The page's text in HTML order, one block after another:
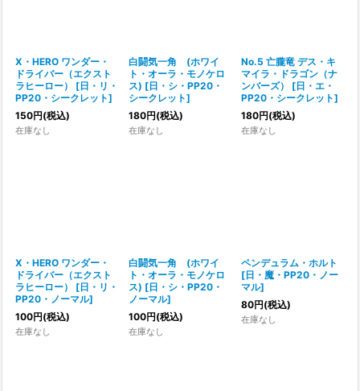
X・HERO ワンダー・
ドライバー（エクスト
ラヒーロー）
[日・リ・
PP20・シークレット]
150円(税込)
在庫なし
白闘気一角 (ホワイ
ト・オーラ・モノケロ
ス) [日・シ・PP20・
シークレット]
180円(税込)
在庫なし
No.5 亡朧竜 デス・キ
マイラ・ドラゴン（ナ
ンバーズ）
[日・エ・
PP20・シークレット]
180円(税込)
在庫なし
X・HERO ワンダー・
ドライバー（エクスト
ラヒーロー）
[日・リ・
PP20・ノーマル]
100円(税込)
在庫なし
白闘気一角 (ホワイ
ト・オーラ・モノケロ
ス) [日・シ・PP20・
ノーマル]
100円(税込)
在庫なし
ペンデュラム・ホルト
[日・魔・PP20・ノー
マル]
80円(税込)
在庫なし